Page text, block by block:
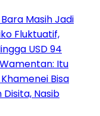
Jadi
94
Itu
Bisa
Nasib